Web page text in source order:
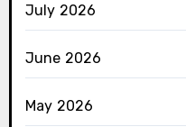
July 2026
June 2026
May 2026